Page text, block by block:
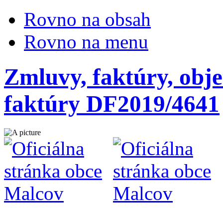
Rovno na obsah
Rovno na menu
Zmluvy, faktúry,
faktúry DF2019/4641